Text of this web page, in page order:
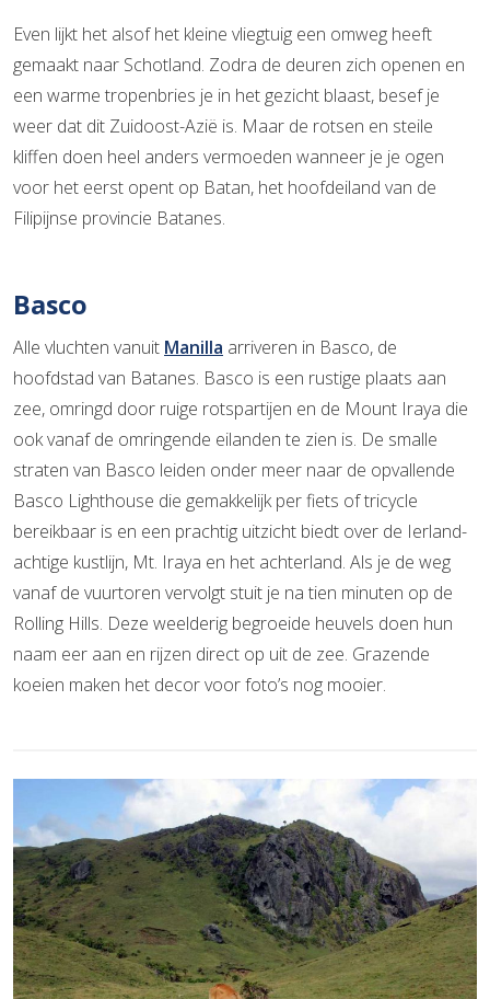
Even lijkt het alsof het kleine vliegtuig een omweg heeft
gemaakt naar Schotland. Zodra de deuren zich openen en
een warme tropenbries je in het gezicht blaast, besef je
weer dat dit Zuidoost-Azië is. Maar de rotsen en steile
kliffen doen heel anders vermoeden wanneer je je ogen
voor het eerst opent op Batan, het hoofdeiland van de
Filipijnse provincie Batanes.
Basco
Alle vluchten vanuit Manilla arriveren in Basco, de
hoofdstad van Batanes. Basco is een rustige plaats aan
zee, omringd door ruige rotspartijen en de Mount Iraya die
ook vanaf de omringende eilanden te zien is. De smalle
straten van Basco leiden onder meer naar de opvallende
Basco Lighthouse die gemakkelijk per fiets of tricycle
bereikbaar is en een prachtig uitzicht biedt over de Ierland-
achtige kustlijn, Mt. Iraya en het achterland. Als je de weg
vanaf de vuurtoren vervolgt stuit je na tien minuten op de
Rolling Hills. Deze weelderig begroeide heuvels doen hun
naam eer aan en rijzen direct op uit de zee. Grazende
koeien maken het decor voor foto’s nog mooier.